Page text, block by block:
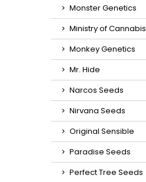
Monster Genetics
Ministry of Cannabis
Monkey Genetics
Mr. Hide
Narcos Seeds
Nirvana Seeds
Original Sensible
Paradise Seeds
Perfect Tree Seeds